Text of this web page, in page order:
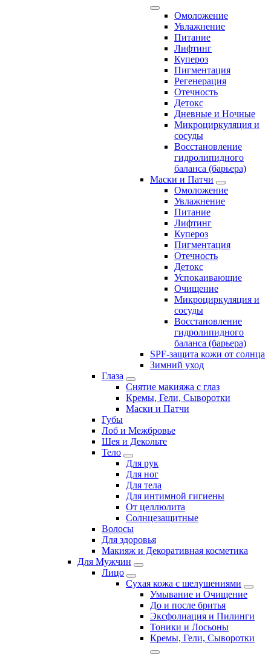
Омоложение
Увлажнение
Питание
Лифтинг
Купероз
Пигментация
Регенерация
Отечность
Детокс
Дневные и Ночные
Микроциркуляция и
сосуды
Восстановление
гидролипидного
баланса (барьера)
Маски и Патчи
Омоложение
Увлажнение
Питание
Лифтинг
Купероз
Пигментация
Отечность
Детокс
Успокаивающие
Очищение
Микроциркуляция и
сосуды
Восстановление
гидролипидного
баланса (барьера)
SPF-защита кожи от солнца
Зимний уход
Глаза
Снятие макияжа с глаз
Кремы, Гели, Сыворотки
Маски и Патчи
Губы
Лоб и Межбровье
Шея и Декольте
Тело
Для рук
Для ног
Для тела
Для интимной гигиены
От целлюлита
Солнцезащитные
Волосы
Для здоровья
Макияж и Декоративная косметика
Для Мужчин
Лицо
Сухая кожа с шелушениями
Умывание и Очищение
До и после бритья
Эксфолиация и Пилинги
Тоники и Лосьоны
Кремы, Гели, Сыворотки